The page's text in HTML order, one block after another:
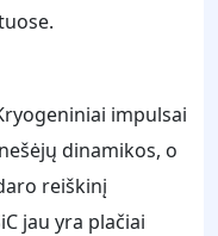
impulsai
dinamikos, o
reiškinį
jau yra plačiai